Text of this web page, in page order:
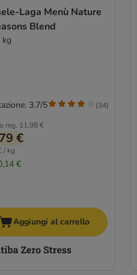
Laga Menù Nature
Blend
kg
reg. 11,98 €
€
/ kg
€
3.7/5 (34)
Aggiungi al carrello